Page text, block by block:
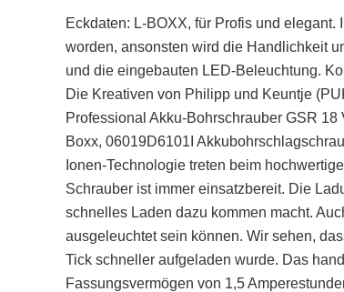
Eckdaten: L-BOXX, für Profis und
worden, ansonsten wird die Handlichkeit
und die eingebauten LED-Beleuchtung.
Die Kreativen von Philipp und Keuntje
Professional Akku-Bohrschrauber GSR
Boxx, 06019D6101I
Ionen-Technologie treten beim
Schrauber ist immer einsatzbereit. Die
schnelles Laden dazu kommen macht.
ausgeleuchtet sein können. Wir sehen,
Tick schneller aufgeladen wurde. Das
Fassungsvermögen von 1,5